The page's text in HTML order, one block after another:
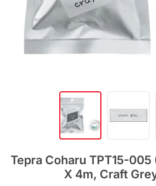
Tepra Coharu TPT15-005
X 4m, Craft